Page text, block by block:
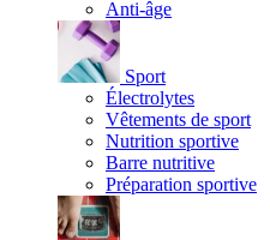
Anti-âge
Sport
Électrolytes
Vêtements de sport
Nutrition sportive
Barre nutritive
Préparation sportive